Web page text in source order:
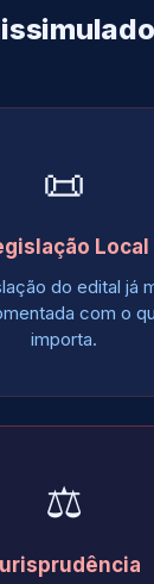
📜
Local
do edital já
com o
importa.
⚖️